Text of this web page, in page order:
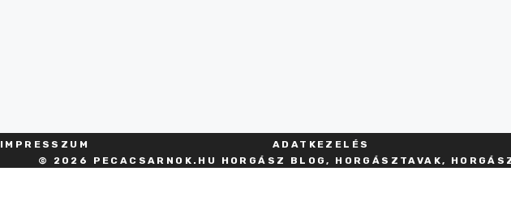
IMPRESSZU M ADATKEZELÉS
© 2026 PECACSARNOK.HU HORGÁSZ BLOG, HORGÁSZTAVAK,